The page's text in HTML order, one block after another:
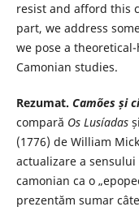
resist and afford this
part, we address
we pose a
Camonian studies.
Rezumat. Camões și
compară Os Lusíadas și
(1776) de William
actualizare a
camonian ca o
prezentăm sumar